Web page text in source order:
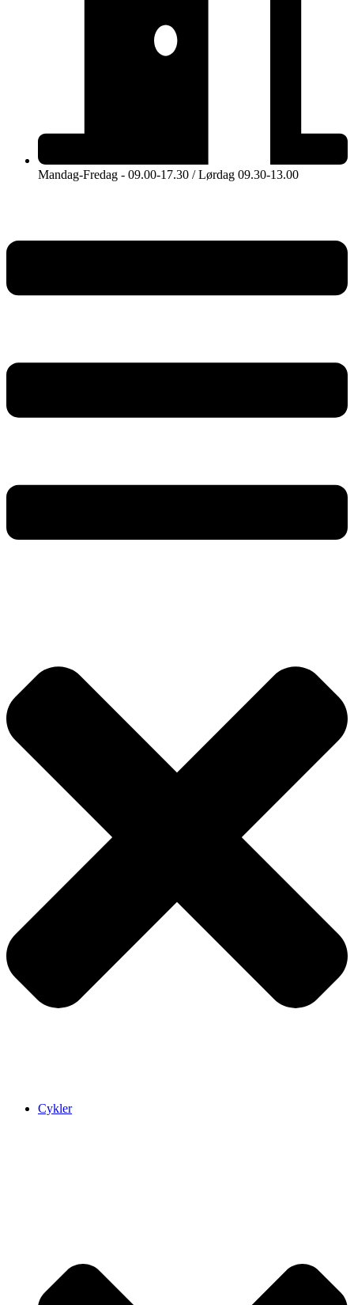
Mandag-Fredag - 09.00-17.30 / Lørdag 09.30-13.00
Cykler